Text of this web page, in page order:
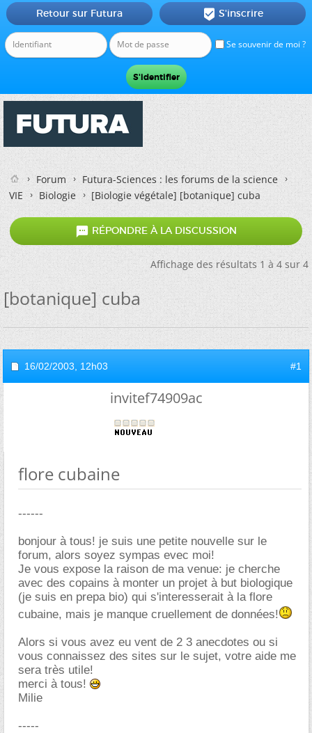
Se souvenir de moi ?
Retour sur Futura  S'inscrire
Forum
Futura-Sciences : les forums de la science
VIE
Biologie [Biologie végétale][botanique] cuba
 RÉPONDRE À LA DISCUSSION
Affichage des résultats 1 à 4 sur 4
[botanique] cuba
16/02/2003, 12h03 #1
invitef74909ac
flore cubaine
------
bonjour à tous! je suis une petite nouvelle sur le
forum, alors soyez sympas evec moi!
Je vous expose la raison de ma venue: je cherche
avec des copains à monter un projet à but biologique
(je suis en prepa bio) qui s'interesserait à la flore
cubaine, mais je manque cruellement de données!
Alors si vous avez eu vent de 2 3 anecdotes ou si
vous connaissez des sites sur le sujet, votre aide me
sera très utile!
merci à tous!
Milie
-----